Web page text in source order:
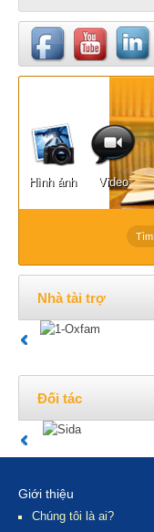
Hình ảnh Video
Nhà tài trợ
Đối tác
Giới thiệu
Chúng tôi là ai?